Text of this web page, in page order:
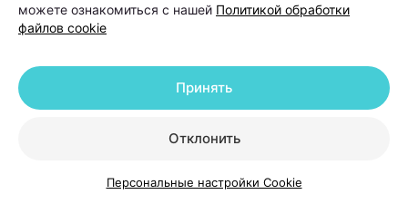
Как правило, пересадку рекомендуют людям с
волосы значительно поредели в лобной или
теменной зоне, а консервативные методы уже не
можете ознакомиться с нашей Политикой обработки
файлов cookie
Отклонить
Принять
Персональные настройки Cookie